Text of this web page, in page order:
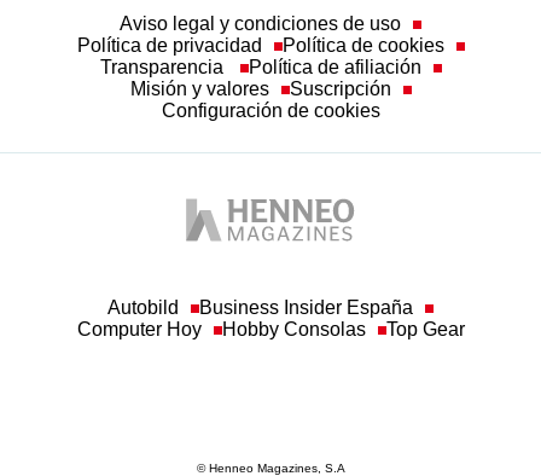
Misión y valores
Suscripción
Configuración de cookies
Business Insider España
empresa hace constar la correspondiente reserva de derechos, por sí y por medio de